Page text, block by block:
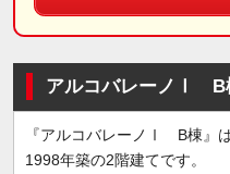
アルコバレーノⅠ B
『アルコバレーノⅠ B棟』
1998年築の2階建てです。